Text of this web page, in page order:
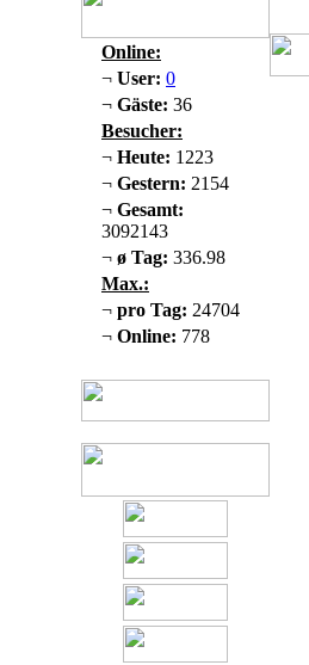
Online:
¬ User: 0
¬ Gäste: 36
Besucher:
¬ Heute: 1223
¬ Gestern: 2154
¬ Gesamt:
3092143
¬ ø Tag: 336.98
Max.:
¬ pro Tag: 24704
¬ Online: 778